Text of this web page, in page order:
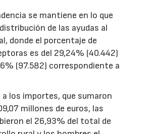
se mantiene en lo que
de las ayudas al
donde el porcentaje de
es del 29,24% (40.442)
(97.582) correspondiente a
los importes, que sumaron
millones de euros, las
el 26,93% del total de